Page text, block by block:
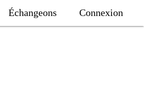
Échangeons Connexion